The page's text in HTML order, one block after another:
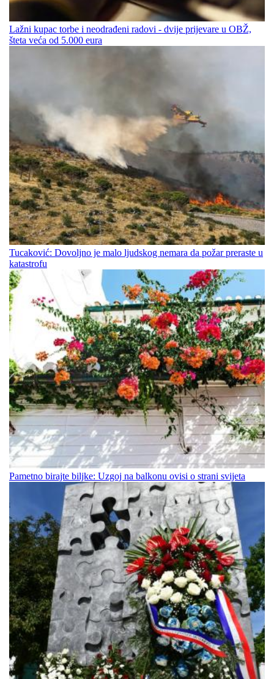
Lažni kupac torbe i neodrađeni radovi - dvije prijevare u OBŽ,
šteta veća od 5.000 eura
Tucaković: Dovoljno je malo ljudskog nemara da požar preraste u
katastrofu
Pametno birajte biljke: Uzgoj na balkonu ovisi o strani svijeta